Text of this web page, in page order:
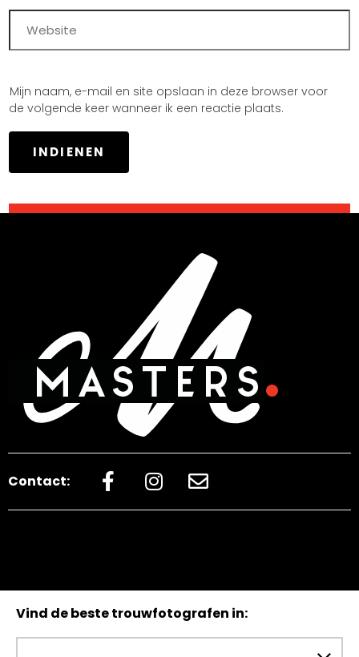
Mijn naam, e-mail en site opslaan in deze browser voor
de volgende keer wanneer ik een reactie plaats.
Contact:
Vind de beste trouwfotografen in: